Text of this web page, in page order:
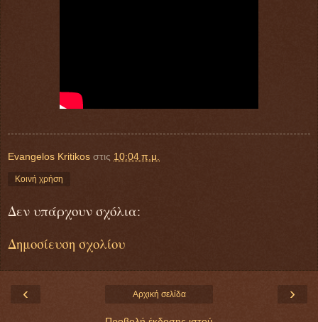
Evangelos Kritikos στις 10:04 π.μ.
Κοινή χρήση
Δεν υπάρχουν σχόλια:
Δημοσίευση σχολίου
‹ ›
Αρχική σελίδα